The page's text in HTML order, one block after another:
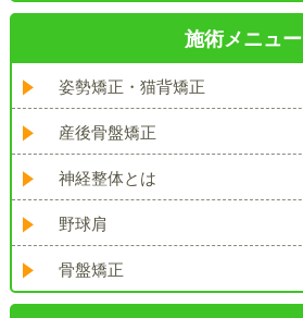
施術メニュー
姿勢矯正・猫背矯正
産後骨盤矯正
神経整体とは
野球肩
骨盤矯正